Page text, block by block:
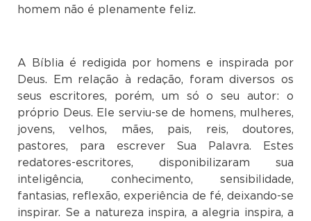
homem não é plenamente feliz.
A Bíblia é redigida por homens e inspirada por
Deus. Em relação à redação, foram diversos os
seus escritores, porém, um só o seu autor: o
próprio Deus. Ele serviu-se de homens, mulheres,
jovens, velhos, mães, pais, reis, doutores,
pastores, para escrever Sua Palavra. Estes
redatores-escritores, disponibilizaram sua
inteligência, conhecimento, sensibilidade,
fantasias, reflexão, experiência de fé, deixando-se
inspirar. Se a natureza inspira, a alegria inspira, a